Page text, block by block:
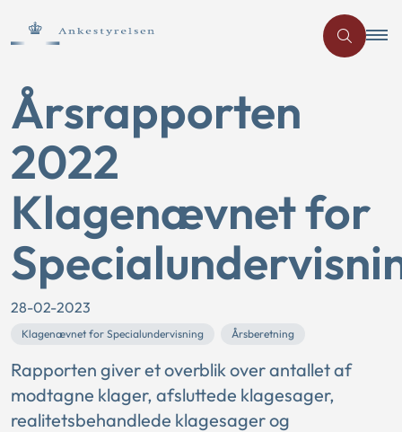
Årsrapporten
2022
Klagenævnet for
28-02-2023
Klagenævnet for Specialundervisning Årsberetning
Rapporten giver et overblik over antallet af
modtagne klager, afsluttede klagesager,
realitetsbehandlede klagesager og